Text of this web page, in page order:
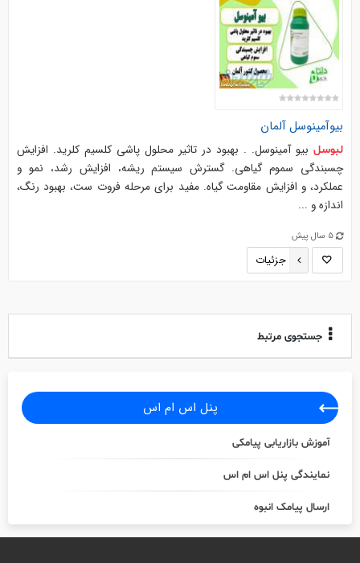
بیوآمینوسلآلمان
لبوسلبیو آمینوسل. . بهبود در تاثیر محلول پاشی کلسیم کلرید. افزایش
چسبندگی سموم گیاهی. گسترش سیستم ریشه، افزایش رشد، نمو و
عملکرد، و افزایش مقاومت گیاه. مفید برای مرحله فروت ست، بهبود رنگ،
اندازه و ...
5 سال پیش
جزئیات
جستجوی مرتبط
پنل اس ام اس
آموزش بازاریابی پیامکی
نمایندگی پنل اس ام اس
ارسال پیامک انبوه